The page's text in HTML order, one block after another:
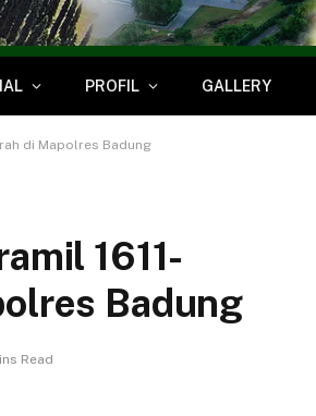
PROFIL GALLERY
di Mapolres Badung
1611-
Badung
Read